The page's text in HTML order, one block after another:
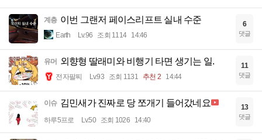
계층 이번 그랜저 페이스리프트 실내 수준
Earth Lv.96 조회 1114 14:46
6
댓글
유머 외향형 딸래미와 비행기 타면 생기는 일.
전자팔찌 Lv.93 조회 1131 추천 2 14:44
11
댓글
이슈 김민새가 진짜로 당 쪼개기 들어갔네요
하루5프로 Lv.50 조회 1026 14:40
13
댓글